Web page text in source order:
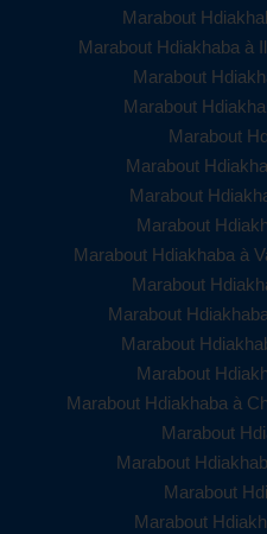
Marabout
Marabout Hdiakhaba à
Marabout
Marabout
Marabout
Marabout
Marabout
Marabout
Marabout Hdiakhaba à
Marabout
Marabout
Marabout
Marabout
Marabout Hdiakhaba à
Marabout
Marabout
Marabout
Marabout